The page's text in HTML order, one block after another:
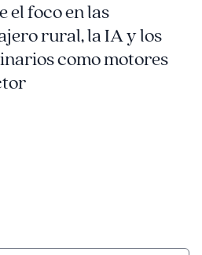
el foco en las
rural, la IA y los
como motores